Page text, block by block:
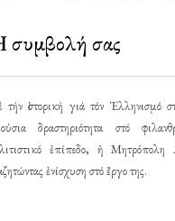
σας
ἱστορική γιά τόν Ἑλληνισμό
δραστηριότητα στό
ἐπίπεδο, ἡ Μητρόπολη
ἐνίσχυση στό ἔργο της.